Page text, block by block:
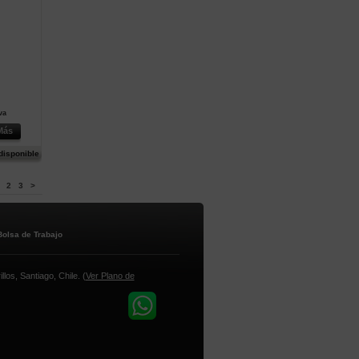
2 3 >
de Trabajo
Santiago, Chile. (Ver Plano de